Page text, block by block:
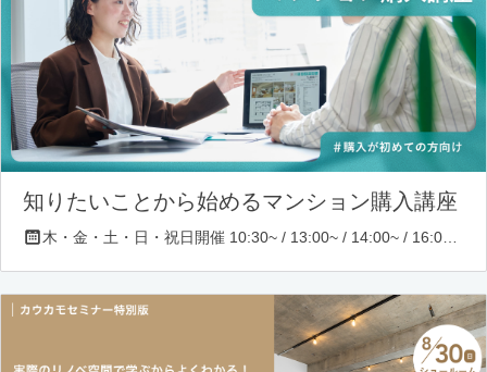
知りたいことから始めるマンション購入講座